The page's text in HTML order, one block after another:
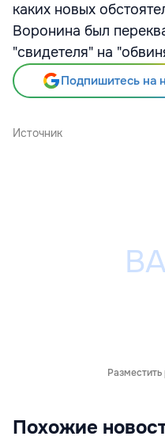
каких новых
Воронина был
"свидетеля" на
Подпишитесь на
Источник
Похожие